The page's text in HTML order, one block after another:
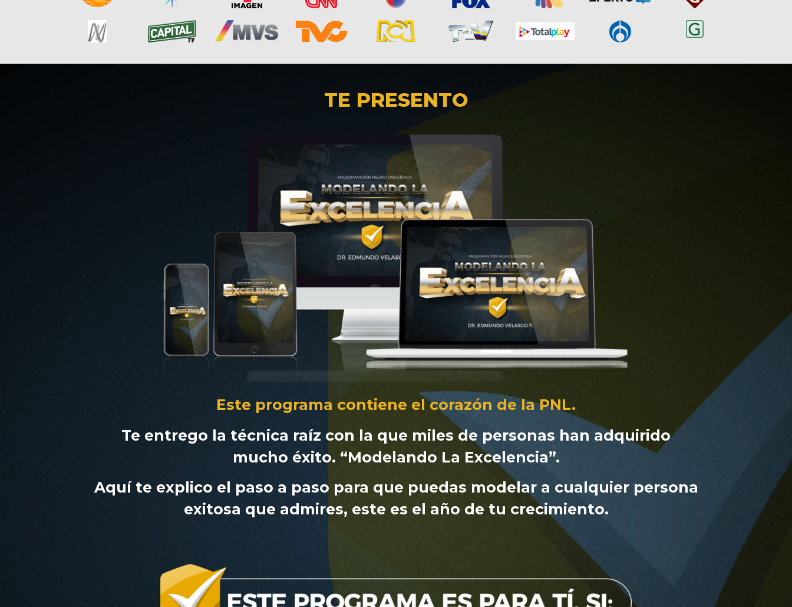
TE PRESENTO
Este programa contiene el corazón de la PNL.
Te entrego la técnica raíz con la que miles de personas han adquirido
mucho éxito. “Modelando La Excelencia”.
Aquí te explico el paso a paso para que puedas modelar a cualquier persona
exitosa que admires, este es el año de tu crecimiento.